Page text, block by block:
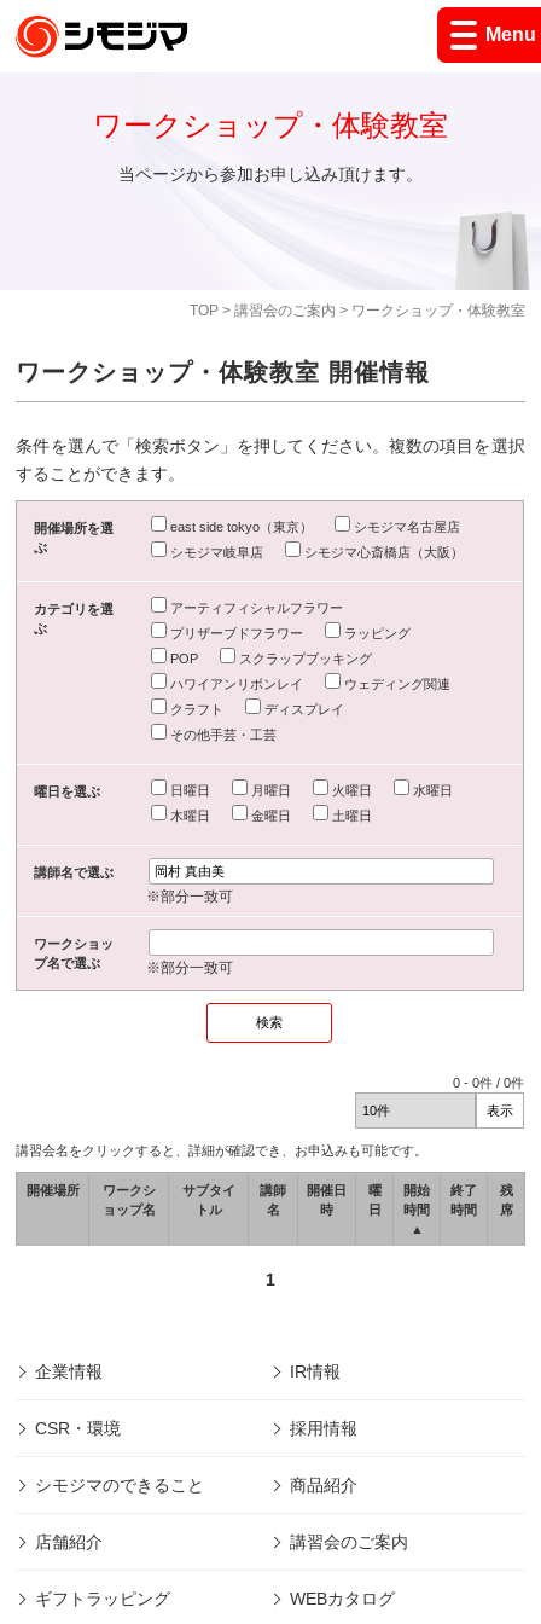
Menu
TOP> 講習会のご案内 > ワークショップ・体験教室
ワークショップ・体験教室
当ページから参加お申し込み頂けます。
ワークショップ・体験教室 開催情報
条件を選んで「検索ボタン」を押してください。複数の項目を選択
することができます。
開催場所を選
ぶ
east side tokyo（東京）
シモジマ名古屋店
シモジマ岐阜店
シモジマ心斎橋店（大阪）
カテゴリを選
ぶ
アーティフィシャルフラワー
プリザーブドフラワー
ラッピング
POP
スクラップブッキング
ハワイアンリボンレイ
ウェディング関連
クラフト
ディスプレイ
その他手芸・工芸
曜日を選ぶ 日曜日 月曜日 火曜日
水曜日
木曜日
金曜日 土曜日
講師名で選ぶ
※部分一致可
ワークショッ
プ名で選ぶ
※部分一致可
0 -0件 /0件
講習会名をクリックすると、詳細が確認でき、お申込みも可能です。
開催場所
ワークシ
ョップ名
サブタイ
トル
講師
名
開催日
時
曜
日
開始
時間
▲
終了
時間
残
席
1
企業情報 IR情報
CSR・環境 採用情報
シモジマのできること 商品紹介
店舗紹介 講習会のご案内
ギフトラッピング WEBカタログ